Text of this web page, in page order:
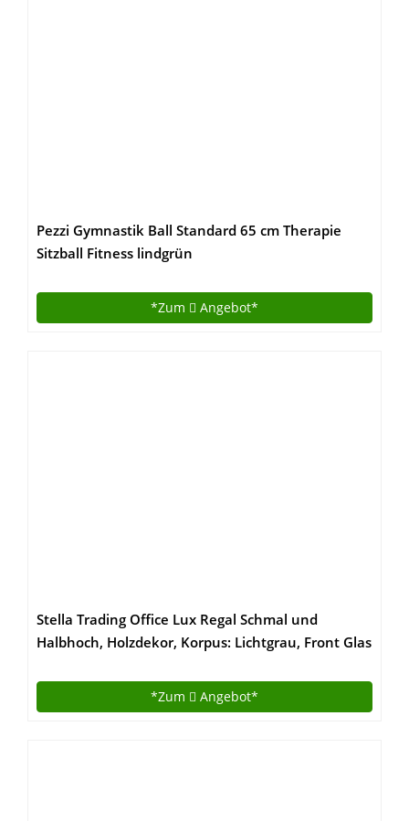
Pezzi Gymnastik Ball Standard 65 cm Therapie
Sitzball Fitness lindgrün
*Zum Angebot*
Stella Trading Office Lux Regal Schmal und
Halbhoch, Holzdekor, Korpus: Lichtgrau, Front Glas
*Zum Angebot*